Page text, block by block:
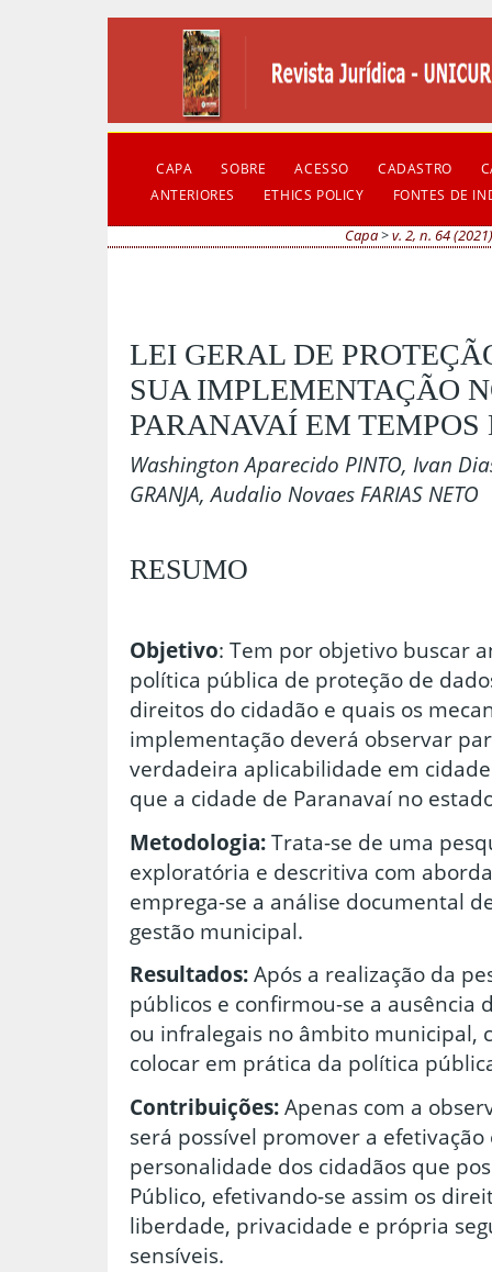
CAPA SOBRE ACESSO CADASTRO
ANTERIORES
ETHICS POLICY FONTES DE
Capa>v. 2, n. 64 (2021)
LEI GERAL DE
SUA IMPLEMENTAÇÃO
PARANAVAÍ EM
Washington Aparecido PINTO, Ivan
GRANJA, Audalio Novaes FARIAS NETO
RESUMO
Objetivo: Tem por objetivo buscar
política pública de proteção de
direitos do cidadão e quais os
implementação deverá observar
verdadeira aplicabilidade em
que a cidade de Paranavaí no
Metodologia:Trata-se de uma
exploratória e descritiva com
emprega-se a análise documental
gestão municipal.
Resultados:Após a realização da
públicos e confirmou-se a ausência
ou infralegais no âmbito municipal,
colocar em prática da política
Contribuições:Apenas com a
será possível promover a
personalidade dos cidadãos que
Público, efetivando-se assim os
liberdade, privacidade e própria
sensíveis.